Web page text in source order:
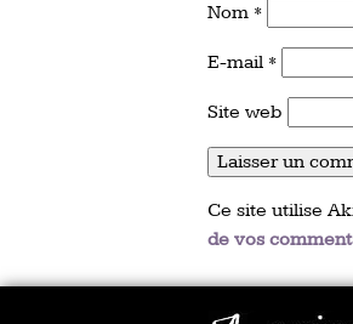
Nom *
E-mail *
Site web
Ce site utilise
de vos